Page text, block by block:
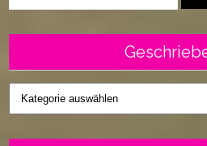
Geschriebenes